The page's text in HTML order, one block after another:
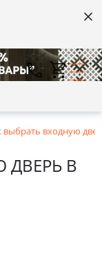
выбрать входную
ДВЕРЬ В